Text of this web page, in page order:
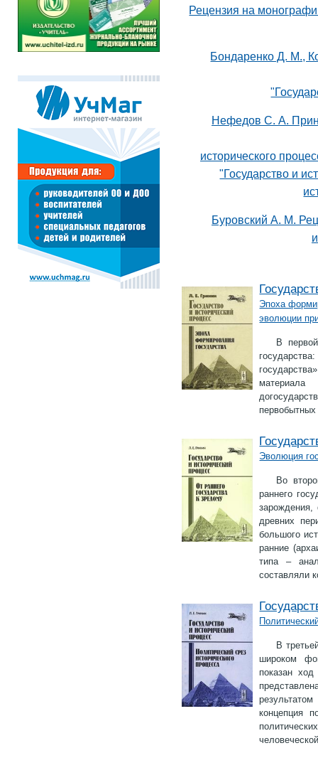
Рецензия на
Бондаренко Д. М.,
Нефедов С. А.
исторического
"Государство и
Буровский А. М.
Эпоха
эволюции
В
материала
Эволюция
Во
раннего
зарождения,
древних
большого
ранние
типа –
составляли
В
широком
показан ход
концепция